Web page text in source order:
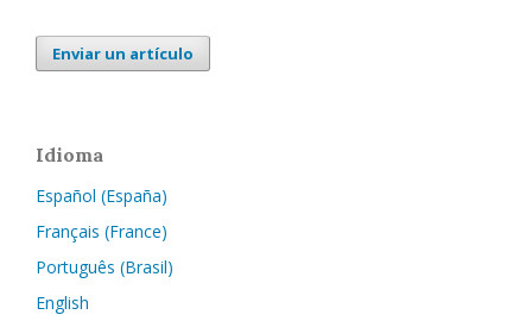
Enviar un artículo
Idioma
Español (España)
Français (France)
Português (Brasil)
English